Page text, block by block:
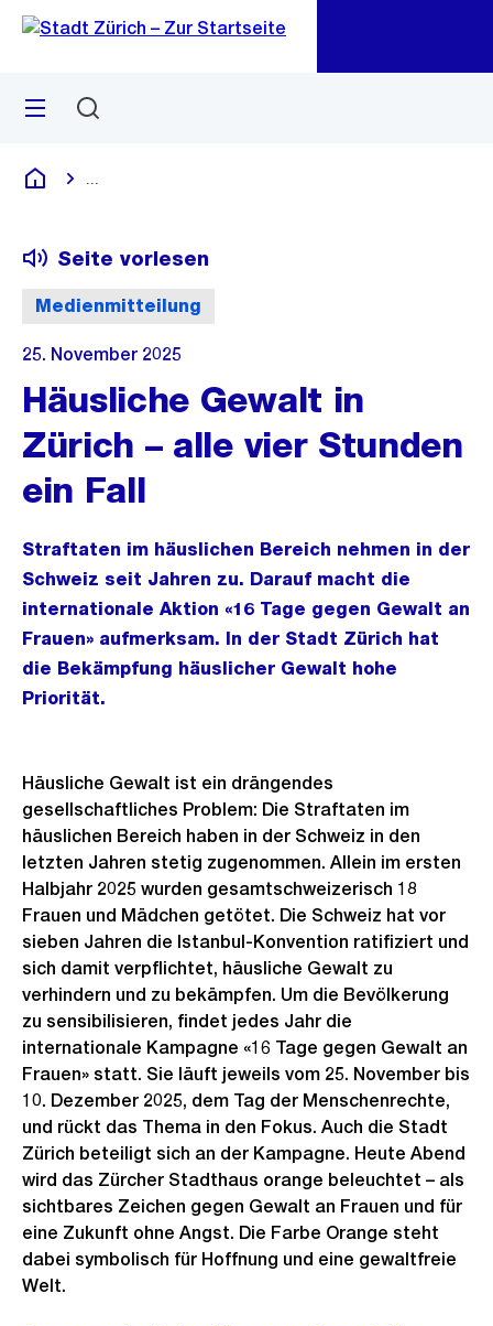
Navigation
Sprunglink
Menü
Deutsch
Medienmitteilung
Seite vorlesen
25. November 2025
Häusliche Gewalt in
Zürich – alle vier Stunden
ein Fall
Straftaten im häuslichen Bereich nehmen in der
Schweiz seit Jahren zu. Darauf macht die
internationale Aktion «16 Tage gegen Gewalt an
Frauen» aufmerksam. In der Stadt Zürich hat
die Bekämpfung häuslicher Gewalt hohe
Priorität.
Häusliche Gewalt ist ein drängendes
gesellschaftliches Problem: Die Straftaten im
häuslichen Bereich haben in der Schweiz in den
letzten Jahren stetig zugenommen. Allein im ersten
Halbjahr 2025 wurden gesamtschweizerisch 18
Frauen und Mädchen getötet. Die Schweiz hat vor
sieben Jahren die Istanbul-Konvention ratifiziert und
sich damit verpflichtet, häusliche Gewalt zu
verhindern und zu bekämpfen. Um die Bevölkerung
zu sensibilisieren, findet jedes Jahr die
internationale Kampagne «16 Tage gegen Gewalt an
Frauen» statt. Sie läuft jeweils vom 25. November bis
10. Dezember 2025, dem Tag der Menschenrechte,
und rückt das Thema in den Fokus. Auch die Stadt
Zürich beteiligt sich an der Kampagne. Heute Abend
wird das Zürcher Stadthaus orange beleuchtet – als
sichtbares Zeichen gegen Gewalt an Frauen und für
eine Zukunft ohne Angst. Die Farbe Orange steht
dabei symbolisch für Hoffnung und eine gewaltfreie
Welt.